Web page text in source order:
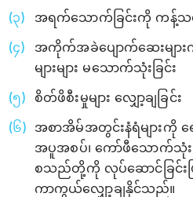
အရက်သောက်ခြင်းကို ကန့်သတ်
အကိုက်အခဲပျောက်ဆေးမျာ
များများ မသောက်သုံးခြင်း
စိတ်ဖိစီးမှုများ လျှော့ချခြင်း
အစာအိမ်အတွင်းနံရံများကို
အပူအစပ်၊ ကော်ဖီသောက်သုံးခြ
စသည်တို့ကို လုပ်ဆောင်ခြင်းဖ
ကာကွယ်လျှော့ချနိုင်သည်။